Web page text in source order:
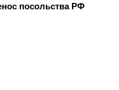
посольства РФ